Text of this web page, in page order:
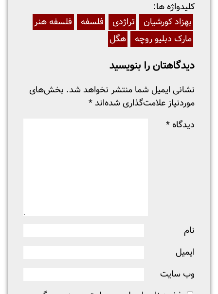
:کلیدواژه ها
بهزاد کورشیان
تراژدی فلسفه
فلسفه هنر
مارک دبلیو روچه
هگل
دیدگاهتان را بنویسید
نشانی ایمیل شما منتشر نخواهد شد. بخش‌های
موردنیاز علامت‌گذاری شده‌اند *
دیدگاه *
نام
ایمیل
وب‌ سایت